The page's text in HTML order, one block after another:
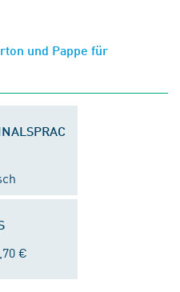
und Pappe für
€